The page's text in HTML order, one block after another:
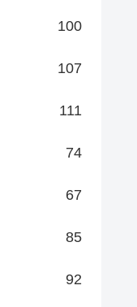
100
107
111
74
67
85
92